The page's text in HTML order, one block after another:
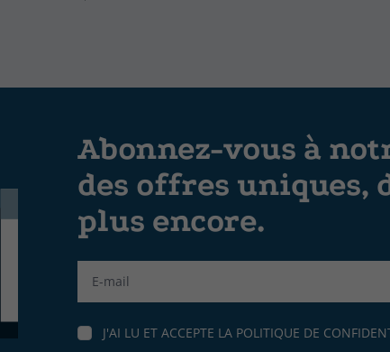
Abonnez-vous à
des offres uniques,
plus encore.
J'AI LU ET ACCEPTE LA POLITIQUE DE